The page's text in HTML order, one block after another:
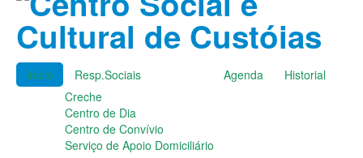
Agenda
Historial
Publicações
Notícias
Galerias Fotográficas
Instalações da Instituição
Cantares das Janeiras
Início
Resp.Sociais
Creche
Centro de Dia
Centro de Convívio
Serviço de Apoio Domiciliário
Agenda Historial